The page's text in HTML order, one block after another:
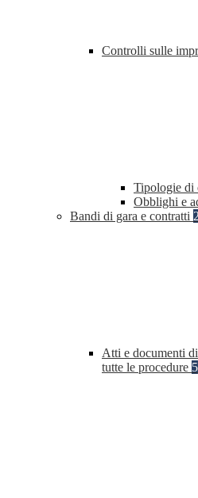
Controlli sulle
Tipologie di
Obblighi e
Bandi di gara e contratti
Atti e documenti
tutte le procedure 5